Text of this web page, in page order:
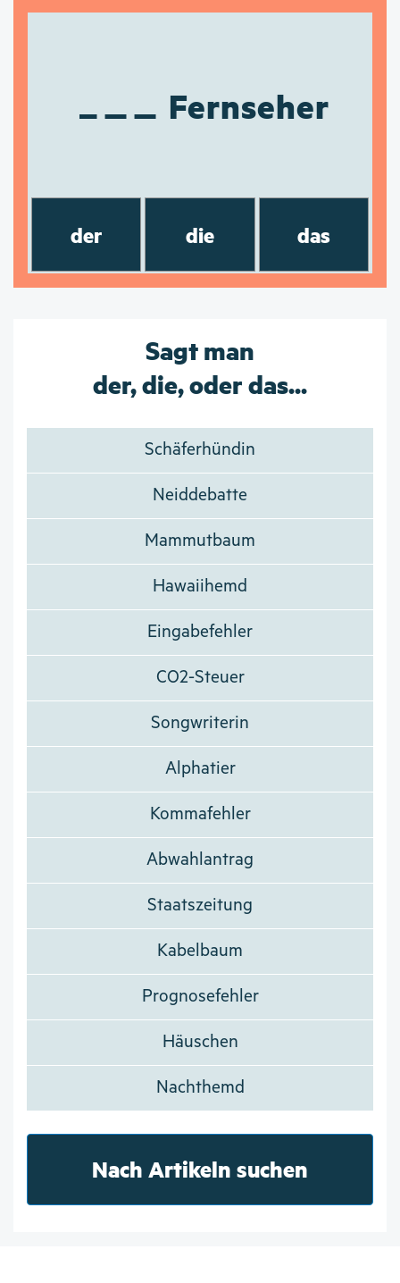
Fernseher
der die das
Sagt man
der, die, oder das...
Schäferhündin
Neiddebatte
Mammutbaum
Hawaiihemd
Eingabefehler
CO2-Steuer
Songwriterin
Alphatier
Kommafehler
Abwahlantrag
Staatszeitung
Kabelbaum
Prognosefehler
Häuschen
Nachthemd
Nach Artikeln suchen